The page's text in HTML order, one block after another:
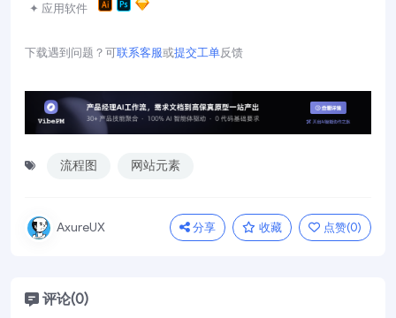
✦ 应用软件
下载遇到问题？可联系客服或提交工单反馈
流程图 网站元素
AxureUX 分享 收藏 点赞(0)
评论(0)